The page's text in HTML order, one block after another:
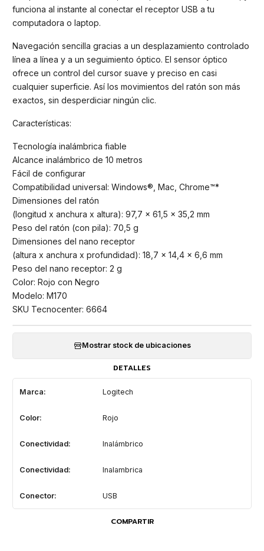
funciona al instante al conectar el receptor USB a tu
computadora o laptop.
Navegación sencilla gracias a un desplazamiento controlado
línea a línea y a un seguimiento óptico. El sensor óptico
ofrece un control del cursor suave y preciso en casi
cualquier superficie. Así los movimientos del ratón son más
exactos, sin desperdiciar ningún clic.
Características:
Tecnología inalámbrica fiable
Alcance inalámbrico de 10 metros
Fácil de configurar
Compatibilidad universal: Windows®, Mac, Chrome™*
Dimensiones del ratón
(longitud x anchura x altura): 97,7 x 61,5 x 35,2 mm
Peso del ratón (con pila): 70,5 g
Dimensiones del nano receptor
(altura x anchura x profundidad): 18,7 x 14,4 x 6,6 mm
Peso del nano receptor: 2 g
Color: Rojo con Negro
Modelo: M170
SKU Tecnocenter: 6664
Mostrar stock de ubicaciones
DETALLES
Marca: Logitech
Color: Rojo
Conectividad: Inalámbrico
Conectividad: Inalambrica
Conector: USB
COMPARTIR